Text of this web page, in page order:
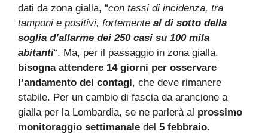
dati da zona gialla, “con tassi di incidenza, tra
tamponi e positivi, fortemente al di sotto della
soglia d’allarme dei 250 casi su 100 mila
abitanti“. Ma, per il passaggio in zona gialla,
bisogna attendere 14 giorni per osservare
l’andamento dei contagi, che deve rimanere
stabile. Per un cambio di fascia da arancione a
gialla per la Lombardia, se ne parlerà al prossimo
monitoraggio settimanale del 5 febbraio.